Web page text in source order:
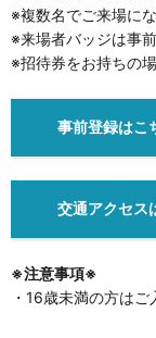
※複数名でご来場に
※来場者バッジは事
※招待券をお持ちの
事前登録はこ
交通アクセス
※注意事項※
・16歳未満の方は